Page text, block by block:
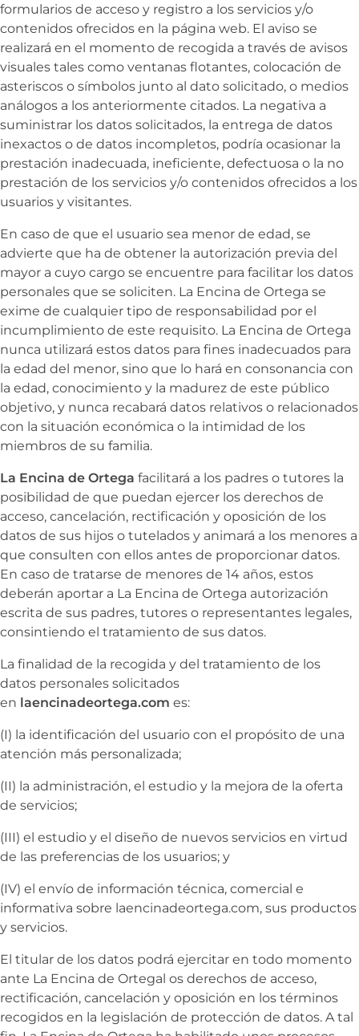
formularios de acceso y registro a los servicios y/o
contenidos ofrecidos en la página web. El aviso se
realizará en el momento de recogida a través de avisos
visuales tales como ventanas flotantes, colocación de
asteriscos o símbolos junto al dato solicitado, o medios
análogos a los anteriormente citados. La negativa a
suministrar los datos solicitados, la entrega de datos
inexactos o de datos incompletos, podría ocasionar la
prestación inadecuada, ineficiente, defectuosa o la no
prestación de los servicios y/o contenidos ofrecidos a los
usuarios y visitantes.
En caso de que el usuario sea menor de edad, se
advierte que ha de obtener la autorización previa del
mayor a cuyo cargo se encuentre para facilitar los datos
personales que se soliciten. La Encina de Ortega se
exime de cualquier tipo de responsabilidad por el
incumplimiento de este requisito. La Encina de Ortega
nunca utilizará estos datos para fines inadecuados para
la edad del menor, sino que lo hará en consonancia con
la edad, conocimiento y la madurez de este público
objetivo, y nunca recabará datos relativos o relacionados
con la situación económica o la intimidad de los
miembros de su familia.
La Encina de Ortega facilitará a los padres o tutores la
posibilidad de que puedan ejercer los derechos de
acceso, cancelación, rectificación y oposición de los
datos de sus hijos o tutelados y animará a los menores a
que consulten con ellos antes de proporcionar datos.
En caso de tratarse de menores de 14 años, estos
deberán aportar a La Encina de Ortega autorización
escrita de sus padres, tutores o representantes legales,
consintiendo el tratamiento de sus datos.
La finalidad de la recogida y del tratamiento de los
datos personales solicitados
en laencinadeortega.com es:
(I) la identificación del usuario con el propósito de una
atención más personalizada;
(II) la administración, el estudio y la mejora de la oferta
de servicios;
(III) el estudio y el diseño de nuevos servicios en virtud
de las preferencias de los usuarios; y
(IV) el envío de información técnica, comercial e
informativa sobre laencinadeortega.com, sus productos
y servicios.
El titular de los datos podrá ejercitar en todo momento
ante La Encina de Ortegal os derechos de acceso,
rectificación, cancelación y oposición en los términos
recogidos en la legislación de protección de datos. A tal